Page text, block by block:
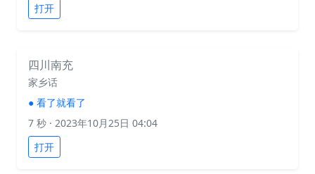
打开
四川南充
家乡话
● 看了就看了
7 秒 · 2023年10月25日 04:04
打开